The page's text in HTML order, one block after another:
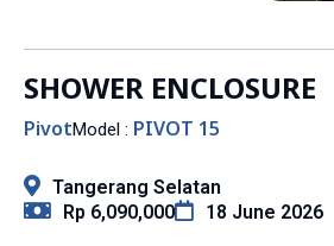
SHOWER ENCLOSURE
PivotModel : PIVOT 15
Tangerang Selatan
Rp 6,090,000
18 June 2026